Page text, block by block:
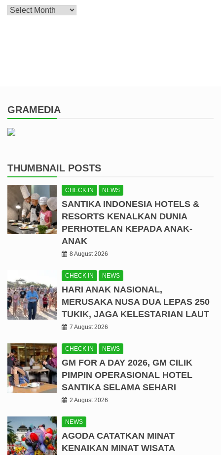
Archive
GRAMEDIA
THUMBNAIL POSTS
CHECK IN NEWS
SANTIKA INDONESIA HOTELS &
RESORTS KENALKAN DUNIA
PERHOTELAN KEPADA ANAK-
ANAK
8 August 2026
CHECK IN NEWS
HARI ANAK NASIONAL,
MERUSAKA NUSA DUA LEPAS 250
TUKIK, JAGA KELESTARIAN LAUT
7 August 2026
CHECK IN NEWS
GM FOR A DAY 2026, GM CILIK
PIMPIN OPERASIONAL HOTEL
SANTIKA SELAMA SEHARI
2 August 2026
NEWS
AGODA CATATKAN MINAT
KENAIKAN MINAT WISATA